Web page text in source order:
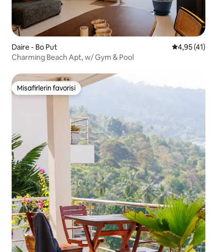
Daire - Bo Put 5 üzerinden
4,95 (41)
Charming Beach Apt, w/ Gym & Pool
Misafirlerin favorisi
Misafirlerin favorisi